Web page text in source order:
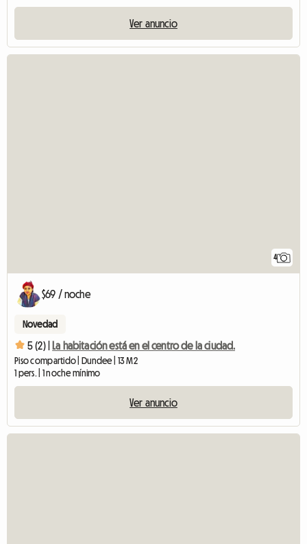
Ver anuncio
4
$69 / noche
Novedad
5 (2) | La habitación está en el centro de la ciudad.
Piso compartido | Dundee | 13 M2
1 pers. | 1 noche mínimo
Ver anuncio